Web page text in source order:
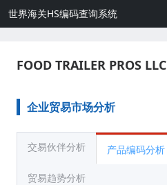
世界海关HS编码查询系统
FOOD TRAILER PROS LLC
企业贸易市场分析
交易伙伴分析 产品编码分析
贸易趋势分析